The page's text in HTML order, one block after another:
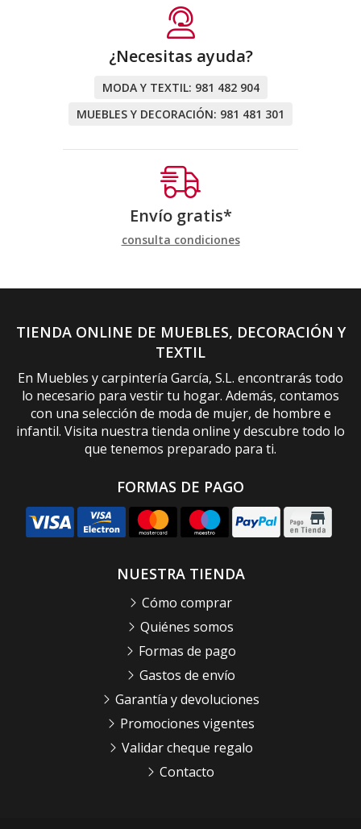
¿Necesitas ayuda?
MODA Y TEXTIL: 981 482 904
MUEBLES Y DECORACIÓN: 981 481 301
Envío gratis*
consulta condiciones
TIENDA ONLINE DE MUEBLES, DECORACIÓN Y
TEXTIL
En Muebles y carpintería García, S.L. encontrarás todo
lo necesario para vestir tu hogar. Además, contamos
con una selección de moda de mujer, de hombre e
infantil. Visita nuestra tienda online y descubre todo lo
que tenemos preparado para ti.
FORMAS DE PAGO
NUESTRA TIENDA
Cómo comprar
Quiénes somos
Formas de pago
Gastos de envío
Garantía y devoluciones
Promociones vigentes
Validar cheque regalo
Contacto